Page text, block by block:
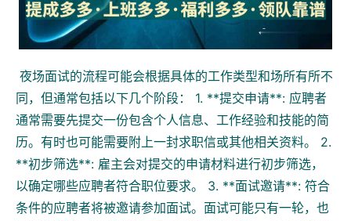
夜场面试的流程可能会根据具体的工作类型和场所有所不
同，但通常包括以下几个阶段： 1. **提交申请**: 应聘者
通常需要先提交一份包含个人信息、工作经验和技能的简
历。有时也可能需要附上一封求职信或其他相关资料。 2.
**初步筛选**: 雇主会对提交的申请材料进行初步筛选，
以确定哪些应聘者符合职位要求。 3. **面试邀请**: 符合
条件的应聘者将被邀请参加面试。面试可能只有一轮，也